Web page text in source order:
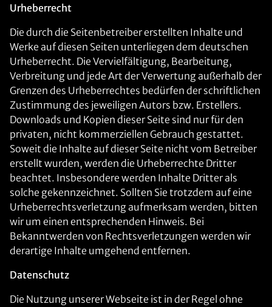
Urheberrecht
Die durch die Seitenbetreiber erstellten Inhalte und
Werke auf diesen Seiten unterliegen dem deutschen
Urheberrecht. Die Vervielfältigung, Bearbeitung,
Verbreitung und jede Art der Verwertung außerhalb der
Grenzen des Urheberrechtes bedürfen der schriftlichen
Zustimmung des jeweiligen Autors bzw. Erstellers.
Downloads und Kopien dieser Seite sind nur für den
privaten, nicht kommerziellen Gebrauch gestattet.
Soweit die Inhalte auf dieser Seite nicht vom Betreiber
erstellt wurden, werden die Urheberrechte Dritter
beachtet. Insbesondere werden Inhalte Dritter als
solche gekennzeichnet. Sollten Sie trotzdem auf eine
Urheberrechtsverletzung aufmerksam werden, bitten
wir um einen entsprechenden Hinweis. Bei
Bekanntwerden von Rechtsverletzungen werden wir
derartige Inhalte umgehend entfernen.
Datenschutz
Die Nutzung unserer Webseite ist in der Regel ohne